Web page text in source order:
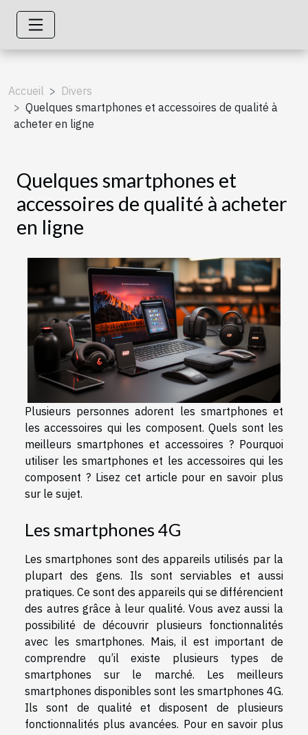
Accueil
Divers
Quelques smartphones et accessoires de qualité à
acheter en ligne
Quelques smartphones et
accessoires de qualité à acheter
en ligne
Plusieurs personnes adorent les smartphones et
les accessoires qui les composent. Quels sont les
meilleurs smartphones et accessoires ? Pourquoi
utiliser les smartphones et les accessoires qui les
composent ? Lisez cet article pour en savoir plus
sur le sujet.
Les smartphones 4G
Les smartphones sont des appareils utilisés par la
plupart des gens. Ils sont serviables et aussi
pratiques. Ce sont des appareils qui se différencient
des autres grâce à leur qualité. Vous avez aussi la
possibilité de découvrir plusieurs fonctionnalités
avec les smartphones. Mais, il est important de
comprendre qu’il existe plusieurs types de
smartphones sur le marché. Les meilleurs
smartphones disponibles sont les smartphones 4G.
Ils sont de qualité et disposent de plusieurs
fonctionnalités plus avancées. Pour en savoir plus